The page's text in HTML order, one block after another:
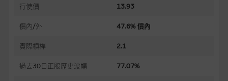
行使價 13.93
價內/外 47.6% 價內
實際槓桿 2.1
過去30日正股歷史波幅 77.07%